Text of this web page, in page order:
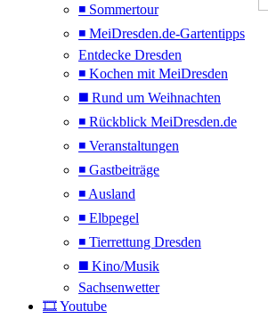
◾ Sommertour
◾ MeiDresden.de-Gartentipps
Entdecke Dresden
◾ Kochen mit MeiDresden
◼️ Rund um Weihnachten
◾ Rückblick MeiDresden.de
◾ Veranstaltungen
◾ Gastbeiträge
◾ Ausland
◾ Elbpegel
◾ Tierrettung Dresden
◼️ Kino/Musik
Sachsenwetter
🎞️ Youtube